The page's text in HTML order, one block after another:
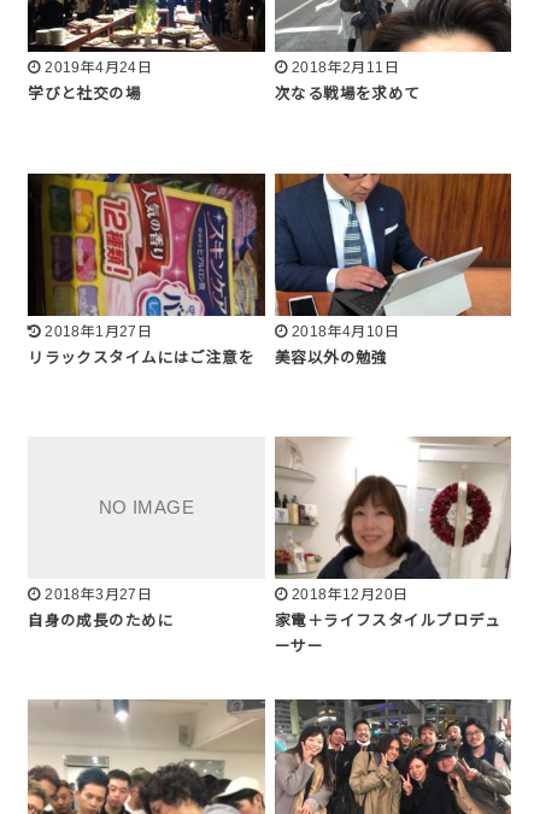
2019年4月24日
学びと社交の場
2018年2月11日
次なる戦場を求めて
2018年1月27日
リラックスタイムにはご注意を
2018年4月10日
美容以外の勉強
2018年3月27日
自身の成長のために
2018年12月20日
家電＋ライフスタイルプロデュ
ーサー